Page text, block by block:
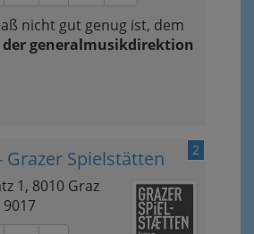
nicht gut genug ist, dem
der generalmusikdirektion
2
Grazer Spielstätten
1, 8010 Graz
9017